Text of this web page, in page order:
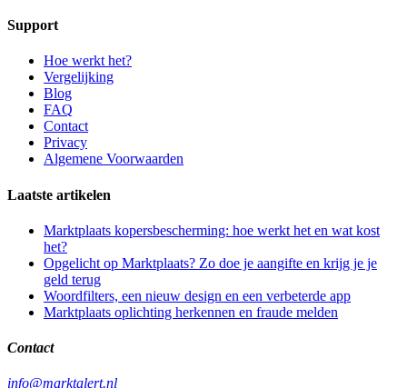
Support
Hoe werkt het?
Vergelijking
Blog
FAQ
Contact
Privacy
Algemene Voorwaarden
Laatste artikelen
Marktplaats kopersbescherming: hoe werkt het en wat kost
het?
Opgelicht op Marktplaats? Zo doe je aangifte en krijg je je
geld terug
Woordfilters, een nieuw design en een verbeterde app
Marktplaats oplichting herkennen en fraude melden
Contact
info@marktalert.nl